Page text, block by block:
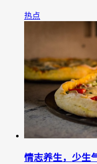
热点
情志养生，少生